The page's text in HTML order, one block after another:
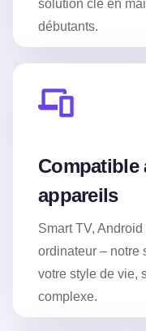
solution clé en
débutants.
Compatible
appareils
Smart TV,
ordinateur – notre
votre style de vie,
complexe.